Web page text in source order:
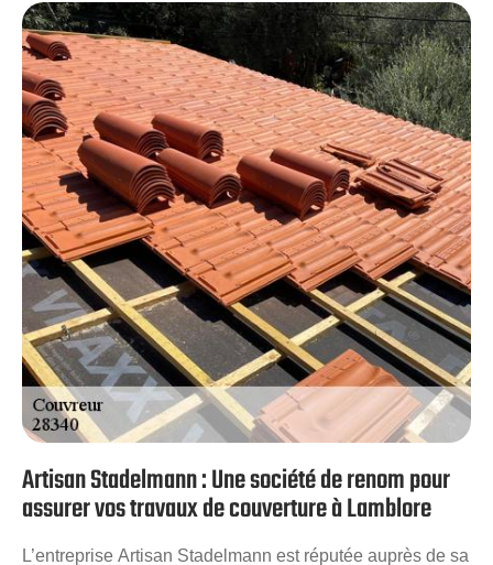
pour effectuer des travaux de toiture de qualité. Ainsi, que
vous soyez un particulier ou une grande entreprise,
n’hésitez pas à solliciter nos services. Nous vous
garantirons des résultats à la hauteur de vos demandes
que ce soit pour une pose, une réfection, une remise en
état ou un entretien de toiture.
Artisan Stadelmann : Une société de renom pour
assurer vos travaux de couverture à Lamblore
L’entreprise Artisan Stadelmann est réputée auprès de sa